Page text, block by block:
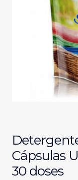
Cápsulas
30 doses